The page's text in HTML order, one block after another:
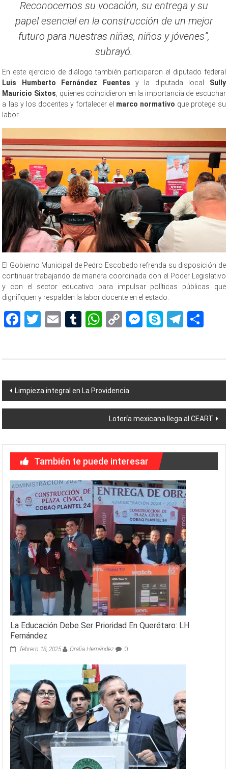
Reconocemos su vocación, su entrega y su
papel esencial en la construcción de un mejor
futuro para nuestras niñas, niños y jóvenes”,
subrayó.
En este ejercicio de diálogo también participaron el diputado federal
Luis Humberto Fernández Fuentes y la diputada local Sully
Mauricio Sixtos, quienes coincidieron en la importancia de escuchar
a las y los docentes y fortalecer el marco normativo que protege su
labor.
El Gobierno Municipal de Pedro Escobedo refrenda su disposición de
continuar trabajando de manera coordinada con el Poder Legislativo
y con el sector educativo para impulsar políticas públicas que
dignifiquen y respalden la labor docente en el estado.
Facebook
Twitter
EmailTumblr
WhatsApp
CopyMessenger
Skype
Navegación
de
entradas
Limpieza integral en La Providencia
Lotería mexicana llega al CEART
También te puede interesar
La Educación Debe Ser Prioridad En Querétaro: LH
Fernández
febrero 18, 2025 Oralia Hernández 0